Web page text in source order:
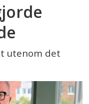
utenom det